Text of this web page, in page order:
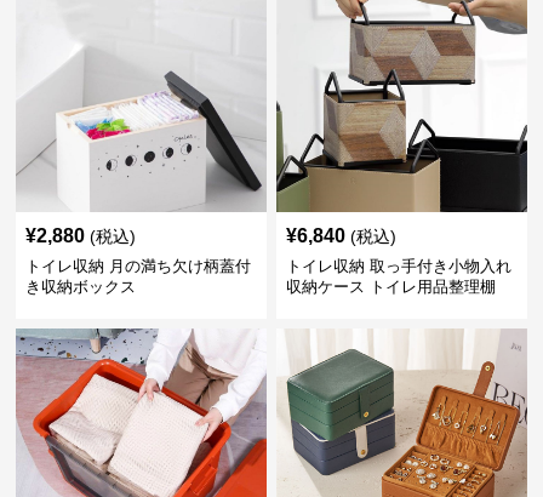
¥2,880 (税込)
トイレ収納 月の満ち欠け柄蓋付
き収納ボックス
¥6,840 (税込)
トイレ収納 取っ手付き小物入れ
収納ケース トイレ用品整理棚